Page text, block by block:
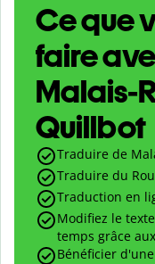
Ce que
faire
Malais-
Quillbot
Traduire de
Traduire du
Traduction en
Modifiez le
temps grâce
Bénéficier